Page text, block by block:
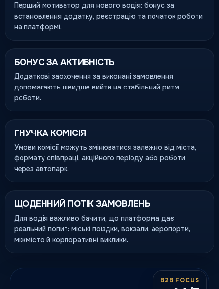
Перший мотиватор для нового водія: бонус за
встановлення додатку, реєстрацію та початок роботи
на платформі.
БОНУС ЗА АКТИВНІСТЬ
Додаткові заохочення за виконані замовлення
допомагають швидше вийти на стабільний ритм
роботи.
ГНУЧКА КОМІСІЯ
Умови комісії можуть змінюватися залежно від міста,
формату співпраці, акційного періоду або роботи
через автопарк.
ЩОДЕННИЙ ПОТІК ЗАМОВЛЕНЬ
Для водія важливо бачити, що платформа дає
реальний попит: міські поїздки, вокзали, аеропорти,
міжмісто й корпоративні виклики.
B2B FOCUS